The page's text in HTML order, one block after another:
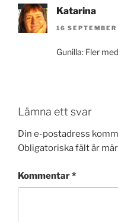
Katarina
16
Gunilla: Fler
Lämna ett svar
Din e-postadress
Obligatoriska fält är
Kommentar*